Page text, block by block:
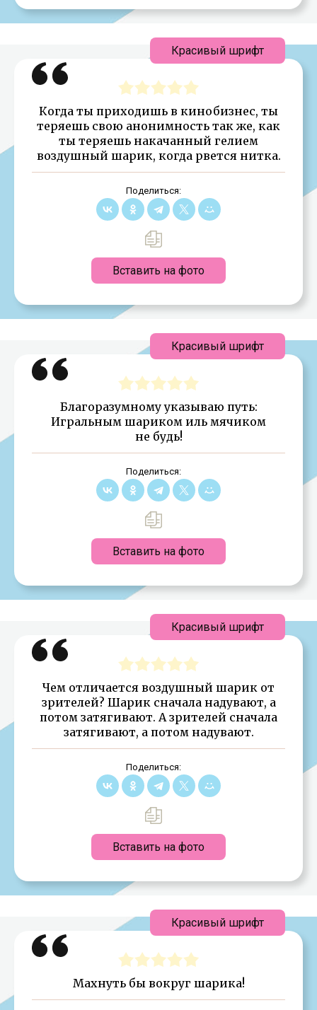
Когда ты приходишь в кинобизнес, ты
теряешь свою анонимность так же, как
ты теряешь накачанный гелием
воздушный шарик, когда рвется нитка.
Поделиться:
Вставить на фото
Красивый шрифт
Благоразумному указываю путь:
Игральным шариком иль мячиком
не будь!
Поделиться:
Вставить на фото
Красивый шрифт
Чем отличается воздушный шарик от
зрителей? Шарик сначала надувают, а
потом затягивают. А зрителей сначала
затягивают, а потом надувают.
Поделиться:
Вставить на фото
Красивый шрифт
Махнуть бы вокруг шарика!
Красивый шрифт